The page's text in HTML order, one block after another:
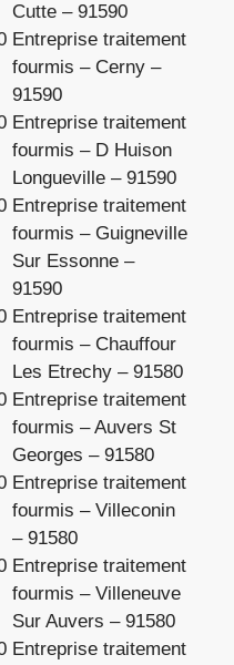
Cutte – 91590
Entreprise traitement
fourmis – Cerny –
91590
Entreprise traitement
fourmis – D Huison
Longueville – 91590
Entreprise traitement
fourmis – Guigneville
Sur Essonne –
91590
Entreprise traitement
fourmis – Chauffour
Les Etrechy – 91580
Entreprise traitement
fourmis – Auvers St
Georges – 91580
Entreprise traitement
fourmis – Villeconin
– 91580
Entreprise traitement
fourmis – Villeneuve
Sur Auvers – 91580
Entreprise traitement